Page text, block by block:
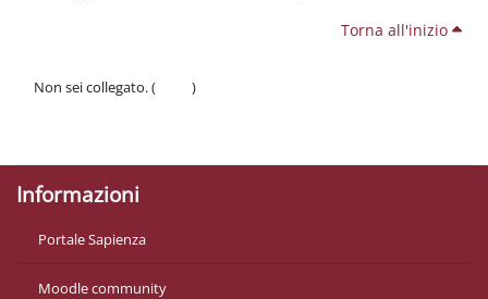
Torna all'inizio
Non sei collegato. (
)
Informazioni
Portale Sapienza
Moodle community